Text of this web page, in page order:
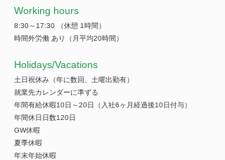
Working hours
8:30～17:30 （休憩 1時間）
時間外労働 あり（月平均20時間）
​Holidays/Vacations
土日祝休み（年に数回、土曜出勤有）
就業先カレンダーに準ずる
年間有給休暇10日～20日（入社6ヶ月経過後10日付与）
年間休日日数120日
GW休暇
夏季休暇
年末年始休暇